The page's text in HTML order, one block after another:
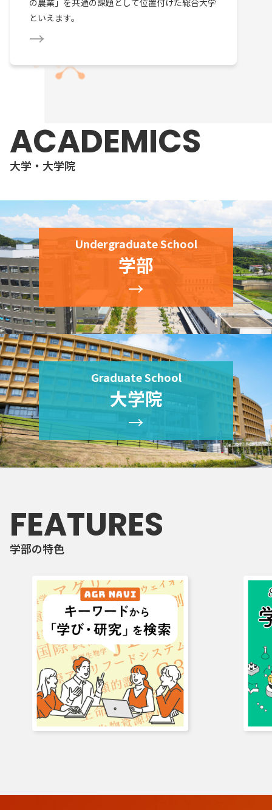
の農業」を共通の課題として位置付けた総合大学
といえます。
ACADEMICS
大学・大学院
Undergraduate School
学部
→
Graduate School
大学院
→
FEATURES
学部の特色